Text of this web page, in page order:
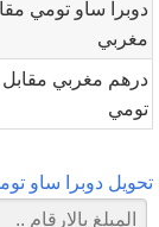
دوبرا ساو تومي
مغربي
درهم مغربي مقابل
تومي
تحويل دوبرا ساو